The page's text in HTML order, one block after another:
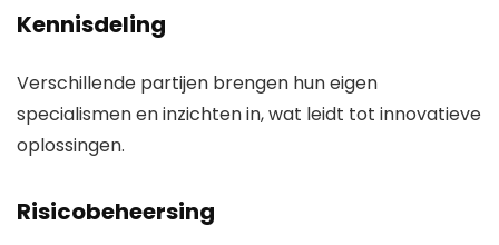
Kennisdeling
Verschillende partijen brengen hun eigen
specialismen en inzichten in, wat leidt tot innovatieve
oplossingen.
Risicobeheersing